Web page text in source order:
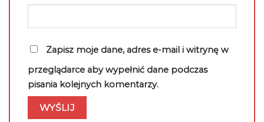
Zapisz moje dane, adres e-mail i witrynę w
przeglądarce aby wypełnić dane podczas
pisania kolejnych komentarzy.